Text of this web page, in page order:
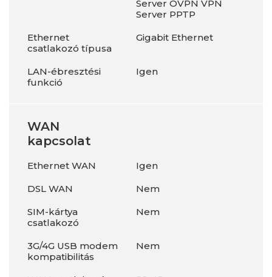
Server OVPN VPN
Server PPTP
Ethernet
csatlakozó típusa
Gigabit Ethernet
LAN-ébresztési
funkció
Igen
WAN
kapcsolat
Ethernet WAN
Igen
DSL WAN
Nem
SIM-kártya
csatlakozó
Nem
3G/4G USB modem
kompatibilitás
Nem